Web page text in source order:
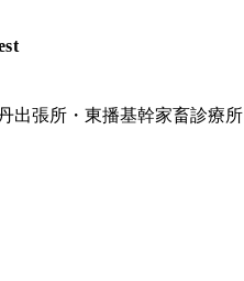
出張所・東播基幹家畜診療所